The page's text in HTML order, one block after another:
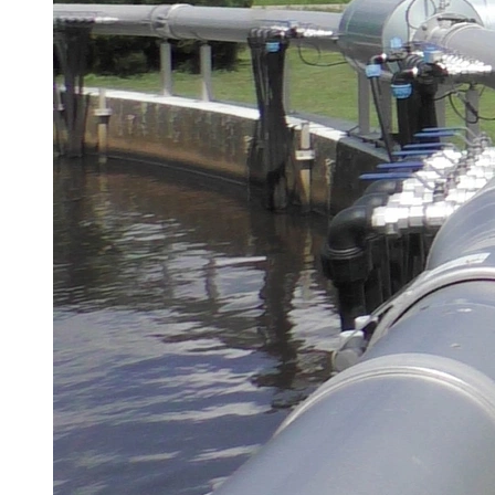
Brau Beviale
Hannover Messe
IFAT
Tausendwasser
Energieeffizienz & Nachhaltigkeit
Grüne Gebäude und Wasserlösungen für
klimaresiliente Städte
21. Juli 2026